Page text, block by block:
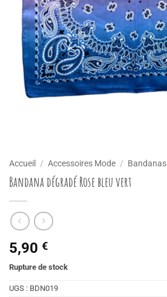
Accueil / Accessoires Mode / Bandanas
Bandana dégradé Rose bleu vert
5,90 €
Rupture de stock
UGS : BDN019